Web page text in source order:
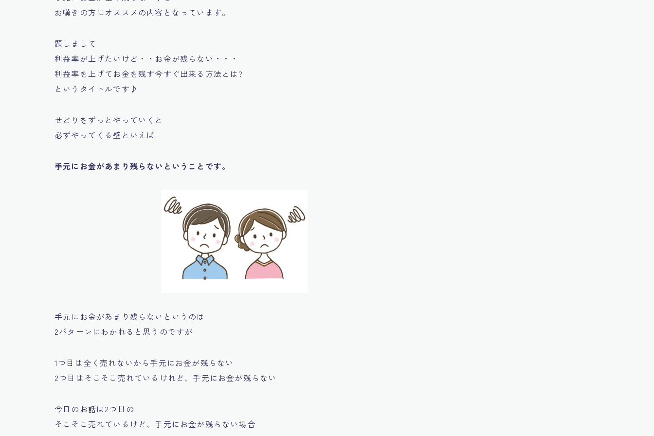
お嘆きの方にオススメの内容となっています。
題しまして
利益率が上げたいけど・・お金が残らない・・・
利益率を上げてお金を残す今すぐ出来る方法とは?
というタイトルです♪
せどりをずっとやっていくと
必ずやってくる壁といえば
手元にお金があまり残らないということです。
手元にお金があまり残らないというのは
2パターンにわかれると思うのですが
1つ目は全く売れないから手元にお金が残らない
2つ目は そこそこ売れているけれど、手元にお金が残らない
今日のお話は2つ目の
そこそこ売れているけど、手元にお金が残らない場合